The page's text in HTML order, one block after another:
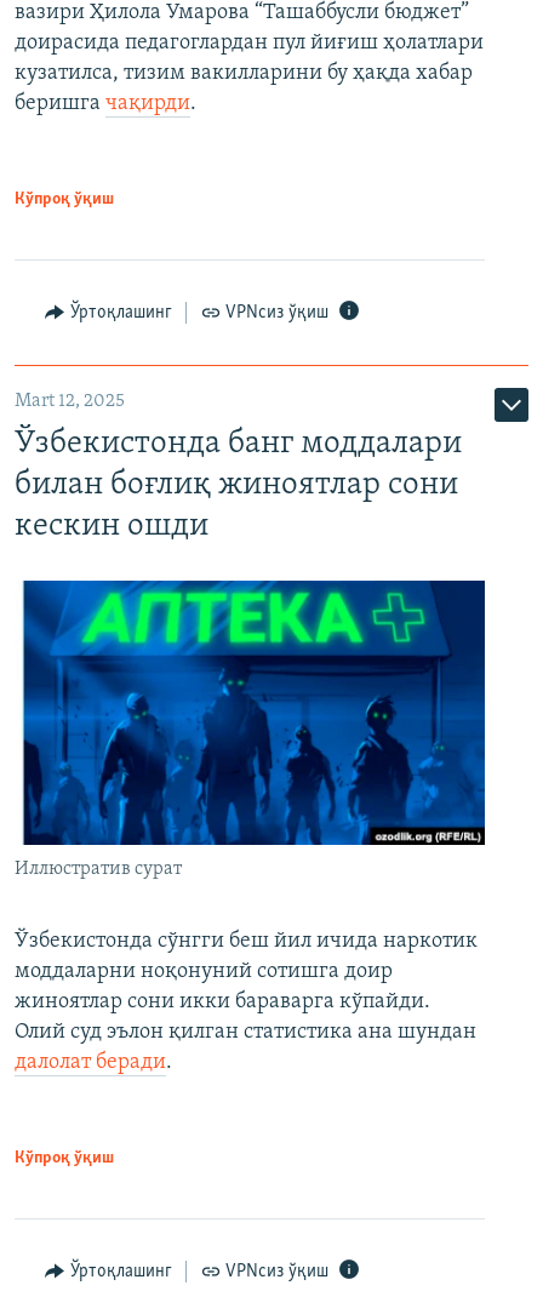
вазири Ҳилола Умарова “Ташаббусли бюджет”
доирасида педагоглардан пул йиғиш ҳолатлари
кузатилса, тизим вакилларини бу ҳақда хабар
беришга чақирди.
Кўпроқ ўқиш
Ўртоқлашинг VPNсиз ўқиш
Mart 12, 2025
Ўзбекистонда банг моддалари
билан боғлиқ жиноятлар сони
кескин ошди
Иллюстратив сурат
Ўзбекистонда сўнгги беш йил ичида наркотик
моддаларни ноқонуний сотишга доир
жиноятлар сони икки бараварга кўпайди.
Олий суд эълон қилган статистика ана шундан
далолат беради.
Кўпроқ ўқиш
Ўртоқлашинг VPNсиз ўқиш